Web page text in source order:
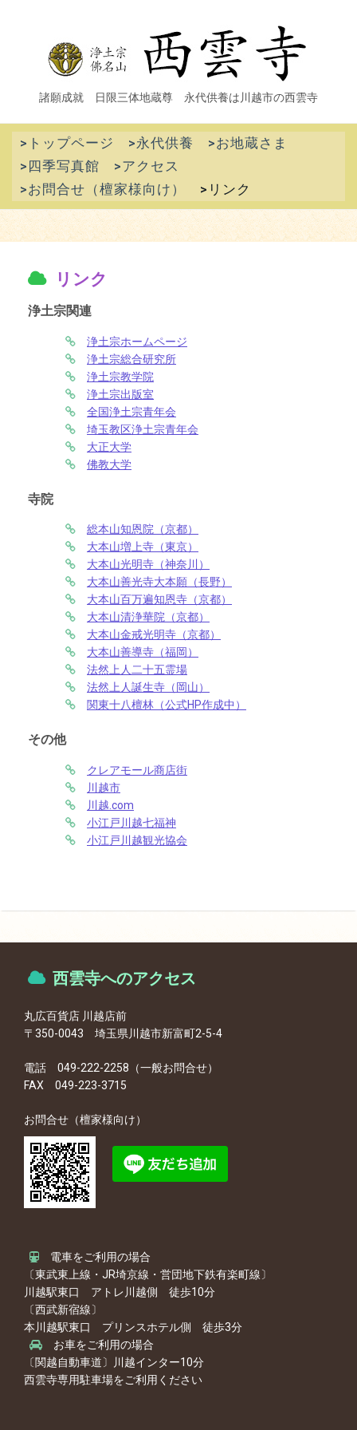
諸願成就 日限三体地蔵尊 永代供養は川越市の西雲寺
西雲寺【公式サ
イト】
永代供養は川越市の西雲寺まで
トップページ 永代供養
お地蔵さま
四季写真館
アクセス
お問合せ（檀家様向け）
リンク
リンク
浄土宗関連
浄土宗ホームページ
浄土宗総合研究所
浄土宗教学院
浄土宗出版室
全国浄土宗青年会
埼玉教区浄土宗青年会
大正大学
佛教大学
寺院
総本山知恩院（京都）
大本山増上寺（東京）
大本山光明寺（神奈川）
大本山善光寺大本願（長野）
大本山百万遍知恩寺（京都）
大本山清浄華院（京都）
大本山金戒光明寺（京都）
大本山善導寺（福岡）
法然上人二十五霊場
法然上人誕生寺（岡山）
関東十八檀林（公式HP作成中）
その他
クレアモール商店街
川越市
川越.com
小江戸川越七福神
小江戸川越観光協会
西雲寺へのアクセス
丸広百貨店 川越店前
〒350-0043 埼玉県川越市新富町2-5-4
電話 049-222-2258（一般お問合せ）
FAX 049-223-3715
お問合せ（檀家様向け）
電車をご利用の場合
〔東武東上線・JR埼京線・営団地下鉄有楽町線〕
川越駅東口 アトレ川越側 徒歩10分
〔西武新宿線〕
本川越駅東口 プリンスホテル側 徒歩3分
お車をご利用の場合
〔関越自動車道〕川越インター10分
西雲寺専用駐車場をご利用ください